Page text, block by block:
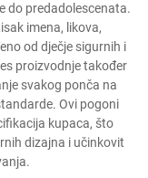
do predadolescenata.
imena, likova,
od dječje sigurnih i
proizvodnje također
svakog ponča na
Ovi pogoni
kupaca, što
dizajna i učinkovit